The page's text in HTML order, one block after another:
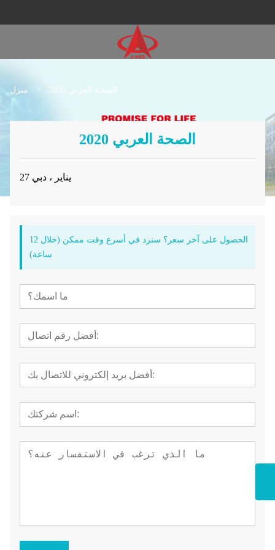
منزل > الصحة العربي 2020
الصحة العربي 2020
الحصول على آخر سعر؟ سنرد في أسرع وقت ممكن (خلال 12
ساعة)